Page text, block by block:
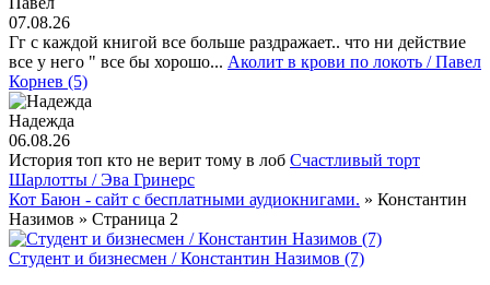
07.08.26
Гг с каждой книгой все больше раздражает.. что ни действие
все у него " все бы хорошо... Аколит в крови по локоть / Павел
Корнев (5)
Надежда
06.08.26
История топ кто не верит тому в лоб Счастливый торт
Шарлотты / Эва Гринерс
Кот Баюн - сайт с бесплатными аудиокнигами. » Константин
Назимов » Страница 2
Студент и бизнесмен / Константин Назимов (7)